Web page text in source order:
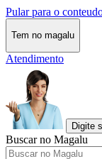
Pular para o
Tem no magalu
Atendimento
Digite
Buscar no Magalu